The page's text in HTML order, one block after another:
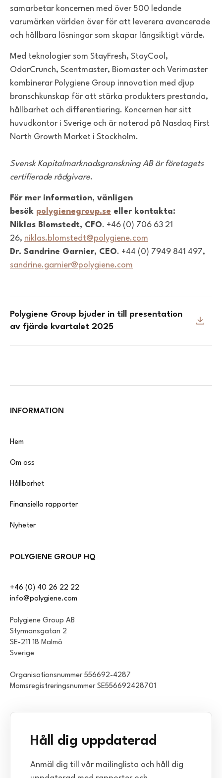
samarbetar koncernen med över 500 ledande
varumärken världen över för att leverera avancerade
och hållbara lösningar som skapar långsiktigt värde.
Med teknologier som StayFresh, StayCool,
OdorCrunch, Scentmaster, Biomaster och Verimaster
kombinerar Polygiene Group innovation med djup
branschkunskap för att stärka produkters prestanda,
hållbarhet och differentiering. Koncernen har sitt
huvudkontor i Sverige och är noterad på Nasdaq First
North Growth Market i Stockholm.
Svensk Kapitalmarknadsgranskning AB är företagets
certifierade rådgivare.
För mer information, vänligen
besök polygienegroup.se eller kontakta:
Niklas Blomstedt, CFO. +46 (0) 706 63 21
26, niklas.blomstedt@polygiene.com
Dr. Sandrine Garnier, CEO. +44 (0) 7949 841 497,
sandrine.garnier@polygiene.com
Polygiene Group bjuder in till presentation
av fjärde kvartalet 2025
INFORMATION
Hem
Om oss
Hållbarhet
Finansiella rapporter
Nyheter
POLYGIENE GROUP HQ
+46 (0) 40 26 22 22
info@polygiene.com
Polygiene Group AB
Styrmansgatan 2
SE-211 18 Malmö
Sverige
Organisationsnummer 556692-4287
Momsregistreringsnummer SE556692428701
Håll dig uppdaterad
Anmäl dig till vår mailinglista och håll dig